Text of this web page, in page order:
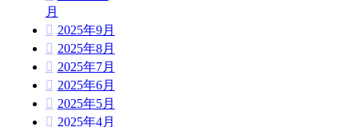
月
2025年9月
2025年8月
2025年7月
2025年6月
2025年5月
2025年4月